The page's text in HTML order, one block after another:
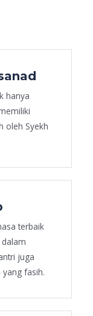
hanya
oleh Syekh
terbaik
juga
fasih.